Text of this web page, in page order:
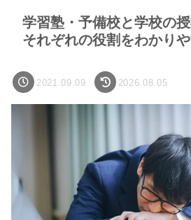
学習塾・予備校と学校の
それぞれの役割をわかり
2021.09.09 2026.08.05